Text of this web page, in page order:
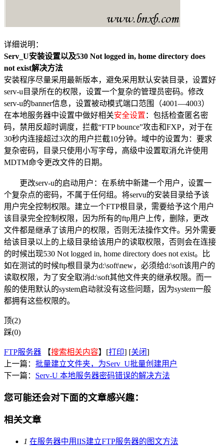
详细说明：
Serv_U安装设置以及530 Not logged in, home directory does
not exist解决方法
安装程序尽量采用最新版本，避免采用默认安装目录，设置好
serv-u目录所在的权限，设置一个复杂的管理员密码。修改
serv-u的banner信息，设置被动模式端口范围（4001—4003）
在本地服务器中设置中做好相关安全设置 ：包括检查匿名密
码，禁用反超时调度，拦截“FTP bounce”攻击和FXP，对于在
30秒内连接超过3次的用户拦截10分钟。域中的设置为：要求
复杂密码，目录只使用小写字母，高级中设置取消允许使用
MDTM命令更改文件的日期。
更改serv-u的启动用户：在系统中新建一个用户，设置一
个复杂点的密码，不属于任何组。将servu的安装目录给予该
用户完全控制权限。建立一个FTP根目录，需要给予这个用户
该目录完全控制权限，因为所有的ftp用户上传，删除，更改
文件都是继承了该用户的权限，否则无法操作文件。另外需要
给该目录以上的上级目录给该用户的读取权限，否则会在连接
的时候出现530 Not logged in, home directory does not exist。比
如在测试的时候ftp根目录为d:\soft\new，必须给d:\soft该用户的
读取权限，为了安全取消d:\soft其他文件夹的继承权限。而一
般的使用默认的system启动就没有这些问题，因为system一般
都拥有这些权限的。
顶(2)
踩(0)
FTP服务器 【搜索相关内容】[打印] [关闭]
上一篇： 批量建立文件夹，为Serv_U批量创建用户
下一篇： Serv-U 本地服务器密码错误的解决方法
您可能还会对下面的文章感兴趣：
相关文章
1 在服务器中用IIS建立FTP服务器的图文方法